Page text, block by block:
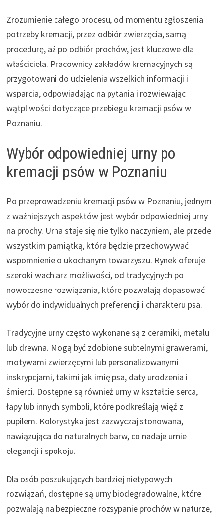
Zrozumienie całego procesu, od momentu zgłoszenia
potrzeby kremacji, przez odbiór zwierzęcia, samą
procedurę, aż po odbiór prochów, jest kluczowe dla
właściciela. Pracownicy zakładów kremacyjnych są
przygotowani do udzielenia wszelkich informacji i
wsparcia, odpowiadając na pytania i rozwiewając
wątpliwości dotyczące przebiegu kremacji psów w
Poznaniu.
Wybór odpowiedniej urny po
kremacji psów w Poznaniu
Po przeprowadzeniu kremacji psów w Poznaniu, jednym
z ważniejszych aspektów jest wybór odpowiedniej urny
na prochy. Urna staje się nie tylko naczyniem, ale przede
wszystkim pamiątką, która będzie przechowywać
wspomnienie o ukochanym towarzyszu. Rynek oferuje
szeroki wachlarz możliwości, od tradycyjnych po
nowoczesne rozwiązania, które pozwalają dopasować
wybór do indywidualnych preferencji i charakteru psa.
Tradycyjne urny często wykonane są z ceramiki, metalu
lub drewna. Mogą być zdobione subtelnymi grawerami,
motywami zwierzęcymi lub personalizowanymi
inskrypcjami, takimi jak imię psa, daty urodzenia i
śmierci. Dostępne są również urny w kształcie serca,
łapy lub innych symboli, które podkreślają więź z
pupilem. Kolorystyka jest zazwyczaj stonowana,
nawiązująca do naturalnych barw, co nadaje urnie
elegancji i spokoju.
Dla osób poszukujących bardziej nietypowych
rozwiązań, dostępne są urny biodegradowalne, które
pozwalają na bezpieczne rozsypanie prochów w naturze,